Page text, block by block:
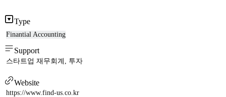
Type
Finantial Accounting
Support
스타트업 재무회계, 투자
Website
https://www.find-us.co.kr